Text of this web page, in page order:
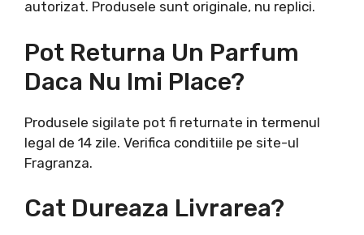
autorizat. Produsele sunt originale, nu replici.
Pot Returna Un Parfum
Daca Nu Imi Place?
Produsele sigilate pot fi returnate in termenul
legal de 14 zile. Verifica conditiile pe site-ul
Fragranza.
Cat Dureaza Livrarea?